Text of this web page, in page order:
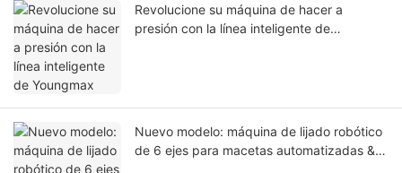
Revolucione su máquina de hacer a
presión con la línea inteligente de
Nuevo modelo: máquina de lijado robótico
de 6 ejes para macetas automatizadas &